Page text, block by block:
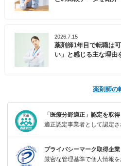
2026.7.15
薬剤師1年目で転職は
い」と感じる主な理由
薬剤師の
「医療分野適正」認定を取得
適正認定事業者として認定さ
プライバシーマーク取得企業
厳密な管理基準で個人情報を